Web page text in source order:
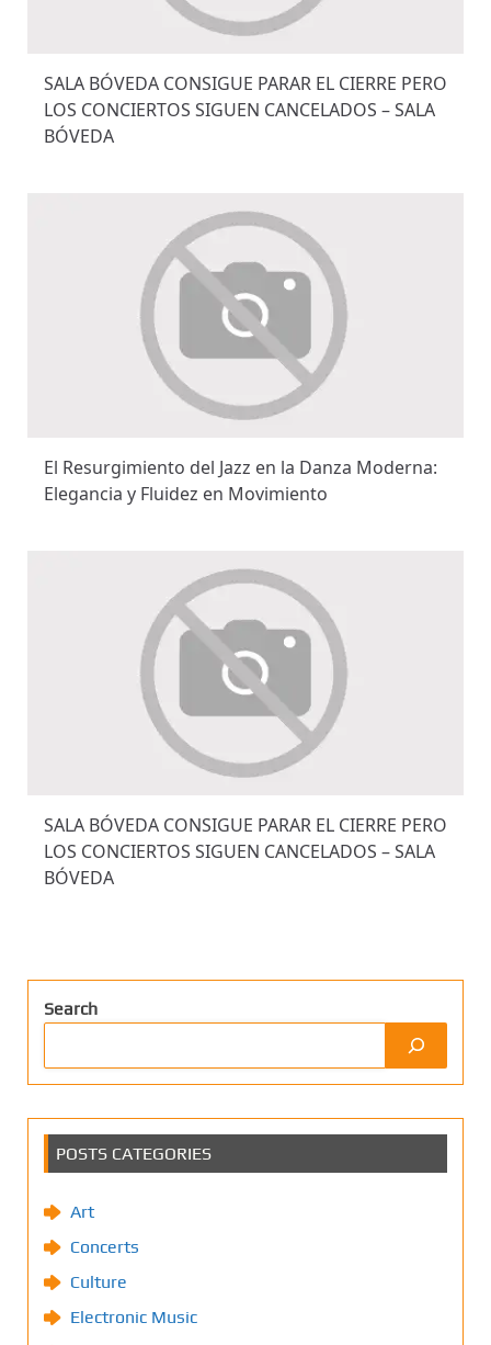
SALA BÓVEDA CONSIGUE PARAR EL CIERRE PERO
LOS CONCIERTOS SIGUEN CANCELADOS – SALA
BÓVEDA
El Resurgimiento del Jazz en la Danza Moderna:
Elegancia y Fluidez en Movimiento
SALA BÓVEDA CONSIGUE PARAR EL CIERRE PERO
LOS CONCIERTOS SIGUEN CANCELADOS – SALA
BÓVEDA
Search
POSTS CATEGORIES
Art
Concerts
Culture
Electronic Music